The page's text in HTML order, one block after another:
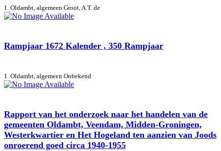
1. Oldambt, algemeen Groot, A.T. de
Rampjaar 1672 Kalender , 350 Rampjaar
1. Oldambt, algemeen Onbekend
Rapport van het onderzoek naar het handelen van de
gemeenten Oldambt, Veendam, Midden-Groningen,
Westerkwartier en Het Hogeland ten aanzien van Joods
onroerend goed circa 1940-1955